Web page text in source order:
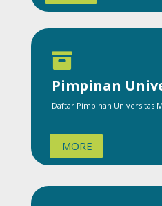

Pimpinan
Daftar Pimpinan Universitas
MORE